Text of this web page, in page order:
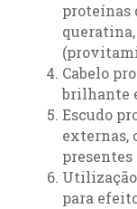
proteínas
Cabelo
brilhante
Escudo
externas,
presentes
para